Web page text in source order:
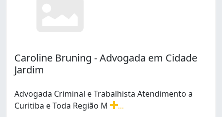
Caroline Bruning - Advogada em Cidade
Jardim
Advogada Criminal e Trabalhista Atendimento a
Curitiba e Toda Região M